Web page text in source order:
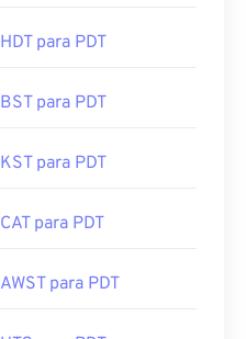
HDT para PDT
BST para PDT
KST para PDT
CAT para PDT
AWST para PDT